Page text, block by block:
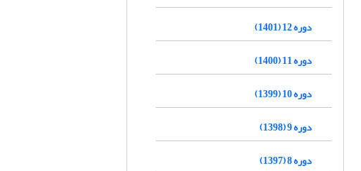
دوره 12 (1401)
دوره 11 (1400)
دوره 10 (1399)
دوره 9 (1398)
دوره 8 (1397)